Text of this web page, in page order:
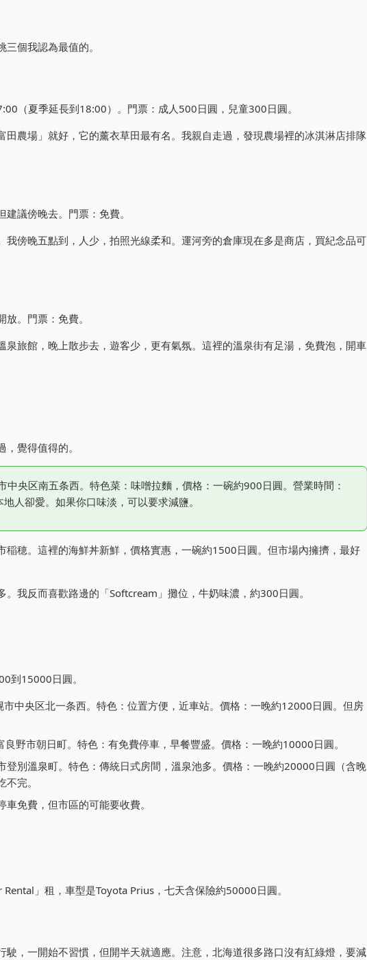
個我認為最值的。
（夏季延長到18:00）。門票：成人500日圓，兒童300日圓。
農場」就好，它的薰衣草田最有名。我親自走過，發現農場裡的冰淇淋店排隊
議傍晚去。門票：免費。
傍晚五點到，人少，拍照光線柔和。運河旁的倉庫現在多是商店，買紀念品可
。門票：免費。
旅館，晚上散步去，遊客少，更有氣氛。這裡的溫泉街有足湯，免費泡，開車
覺得值得的。
央区南五条西。特色菜：味噌拉麵，價格：一碗約900日圓。營業時間：
人卻愛。如果你口味淡，可以要求減鹽。
穂。這裡的海鮮丼新鮮，價格實惠，一碗約1500日圓。但市場內擁擠，最好
我反而喜歡路邊的「Softcream」攤位，牛奶味濃，約300日圓。
到15000日圓。
中央区北一条西。特色：位置方便，近車站。價格：一晚約12000日圓。但房
野市朝日町。特色：有免費停車，早餐豐盛。價格：一晚約10000日圓。
登別溫泉町。特色：傳統日式房間，溫泉池多。價格：一晚約20000日圓（含晚
完。
免費，但市區的可能要收費。
」租，車型是Toyota Prius，七天含保險約50000日圓。
，一開始不習慣，但開半天就適應。注意，北海道很多路口沒有紅綠燈，要減